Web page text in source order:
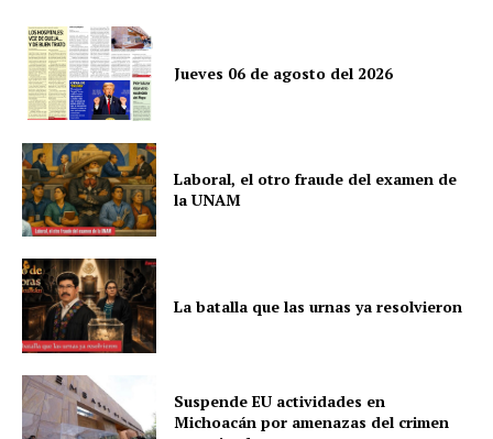
Jueves 06 de agosto del 2026
Laboral, el otro fraude del examen de
la UNAM
La batalla que las urnas ya resolvieron
Suspende EU actividades en
Michoacán por amenazas del crimen